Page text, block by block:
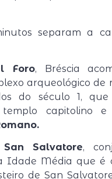
separam a
Foro, Bréscia
arqueológico de
do século 1, que
capitolino
San Salvatore,
Idade Média que é
de San